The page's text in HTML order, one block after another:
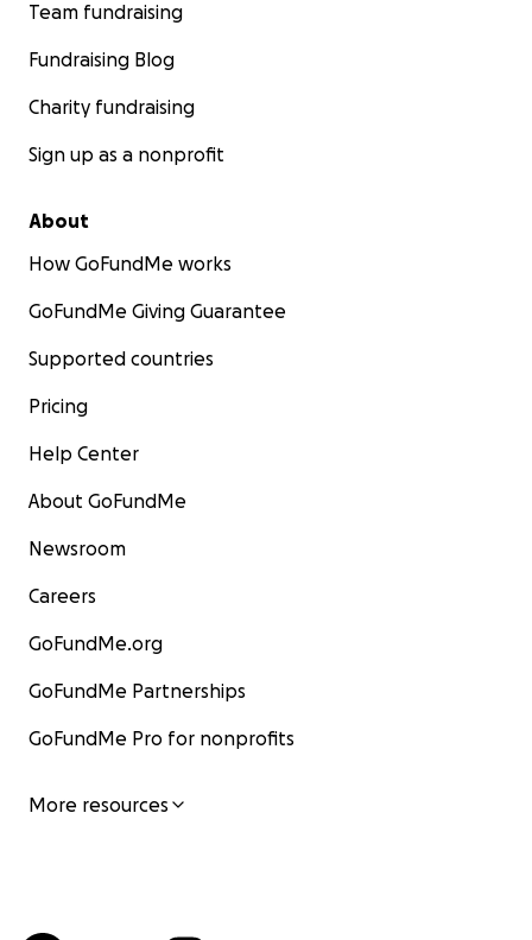
Team fundraising
Fundraising Blog
Charity fundraising
Sign up as a nonprofit
About
How GoFundMe works
GoFundMe Giving Guarantee
Supported countries
Pricing
Help Center
About GoFundMe
Newsroom
Careers
GoFundMe.org
GoFundMe Partnerships
GoFundMe Pro for nonprofits
More resources